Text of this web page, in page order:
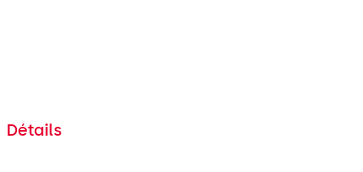
Détails